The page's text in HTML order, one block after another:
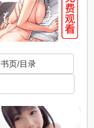
书页/目录